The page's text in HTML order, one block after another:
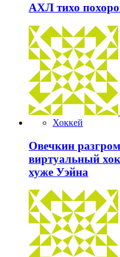
АХЛ тихо
Хоккей
Овечкин
виртуальный
хуже Уэйна